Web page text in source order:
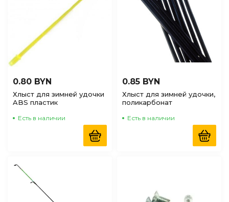
0.80 BYN
Хлыст для зимней удочки
ABS пластик
Есть в наличии
0.85 BYN
Хлыст для зимней удочки,
поликарбонат
Есть в наличии